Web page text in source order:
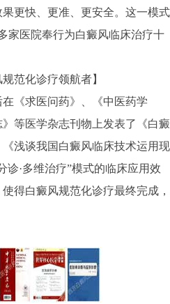
更快、更准、更安全。这一模式
家医院奉行为白癜风临床治疗十
化诊疗领航者】
《求医问药》、《中医药学
等医学杂志刊物上发表了《白癜
浅谈我国白癜风临床技术运用现
诊·多维治疗”模式的临床应用效
得白癜风规范化诊疗最终完成，